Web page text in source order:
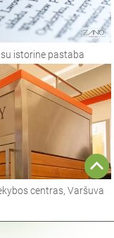
istorine pastaba
centras, Varšuva